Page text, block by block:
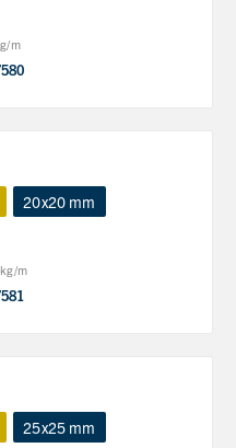
m
20x20 mm
m
25x25 mm